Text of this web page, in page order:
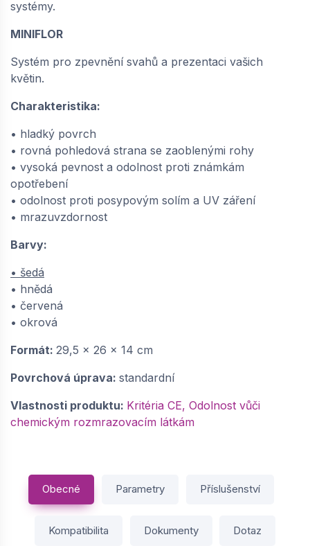
systémy.
MINIFLOR
Systém pro zpevnění svahů a prezentaci vašich
květin.
Charakteristika:
• hladký povrch
• rovná pohledová strana se zaoblenými rohy
• vysoká pevnost a odolnost proti známkám
opotřebení
• odolnost proti posypovým solím a UV záření
• mrazuvzdornost
Barvy:
• šedá
• hnědá
• červená
• okrová
Formát: 29,5 x 26 x 14 cm
Povrchová úprava: standardní
Vlastnosti produktu: Kritéria CE, Odolnost vůči
chemickým rozmrazovacím látkám
Obecné Parametry Příslušenství
Kompatibilita Dokumenty Dotaz